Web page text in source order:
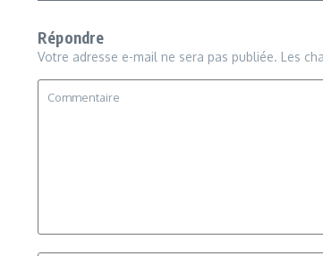
Répondre
Votre adresse e-mail ne sera pas publiée. Les